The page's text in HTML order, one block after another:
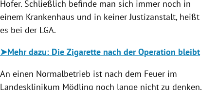
Hofer. Schließlich befinde man sich immer noch in
einem Krankenhaus und in keiner Justizanstalt, heißt
es bei der LGA.
➤Mehr dazu: Die Zigarette nach der Operation bleibt
An einen Normalbetrieb ist nach dem Feuer im
Landesklinikum Mödling noch lange nicht zu denken.